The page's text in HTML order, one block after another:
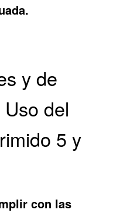
y de
del
5 y
con las